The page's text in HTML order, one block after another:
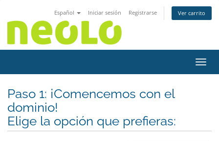
Español Iniciar sesión Registrarse Ver carrito
Paso 1: ¡Comencemos con el
dominio!
Elige la opción que prefieras: